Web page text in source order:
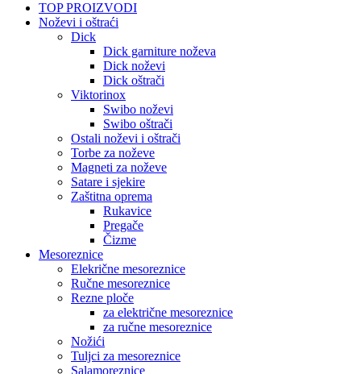
TOP PROIZVODI
Noževi i oštraći
Dick
Dick garniture noževa
Dick noževi
Dick oštrači
Viktorinox
Swibo noževi
Swibo oštrači
Ostali noževi i oštrači
Torbe za noževe
Magneti za noževe
Satare i sjekire
Zaštitna oprema
Rukavice
Pregače
Čizme
Mesoreznice
Elekrične mesoreznice
Ručne mesoreznice
Rezne ploče
za električne mesoreznice
za ručne mesoreznice
Nožići
Tuljci za mesoreznice
Salamoreznice